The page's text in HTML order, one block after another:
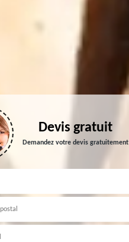
Devis gratuit
Demandez votre devis gratuitement